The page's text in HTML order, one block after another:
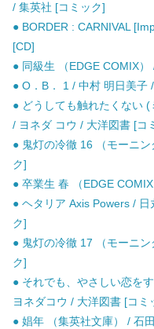
/ 集英社 [コミック]
● BORDER : CARNIVAL
[CD]
● 同級生 （EDGE COMIX
● O．B． 1 / 中村 明日美子
● どうしても触れたくない
/ ヨネダ コウ / 大洋図書 [コ
● 鬼灯の冷徹 16 （モーニ
ク]
● 卒業生 春 （EDGE
● ヘタリア Axis Powers /
ク]
● 鬼灯の冷徹 17 （モーニ
ク]
● それでも、やさしい恋を
ヨネダコウ / 大洋図書 [コミ
● 娼年 （集英社文庫） / 石